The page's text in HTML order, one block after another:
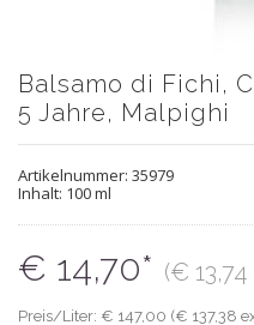
Balsamo di Fichi,
5 Jahre, Malpighi
Artikelnummer: 35979
Inhalt: 100 ml
€ 14,70* (€
Preis/Liter: € 147,00 (€ 137,38